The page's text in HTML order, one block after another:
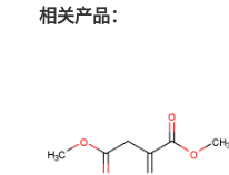
相关产品：